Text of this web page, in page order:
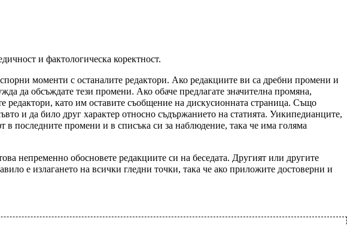
и фактологическа коректност.
моменти с останалите редактори. Ако редакциите ви са дребни промени и
да обсъждате тези промени. Ако обаче предлагате значителна промяна,
редактори, като им оставите съобщение на дискусионната страница. Също
и да било друг характер относно съдържанието на статията. Уикипедианците,
в последните промени и в списъка си за наблюдение, така че има голяма
непременно обосновете редакциите си на беседата. Другият или другите
е излагането на всички гледни точки, така че ако приложите достоверни и